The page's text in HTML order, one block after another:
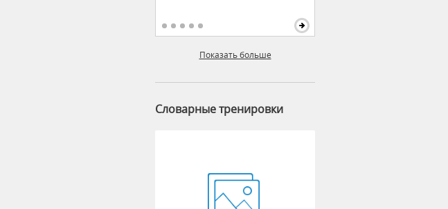
Показать больше
Словарные тренировки